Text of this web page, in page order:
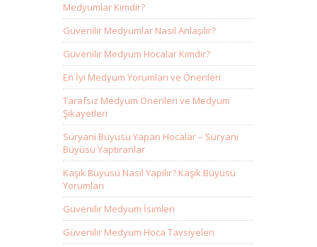
Medyumlar Kimdir?
Güvenilir Medyumlar Nasıl Anlaşılır?
Güvenilir Medyum Hocalar Kimdir?
En İyi Medyum Yorumları ve Önerileri
Tarafsız Medyum Önerileri ve Medyum
Şikayetleri
Süryani Büyüsü Yapan Hocalar – Süryani
Büyüsü Yaptıranlar
Kaşık Büyüsü Nasıl Yapılır? Kaşık Büyüsü
Yorumları
Güvenilir Medyum İsimleri
Güvenilir Medyum Hoca Tavsiyeleri